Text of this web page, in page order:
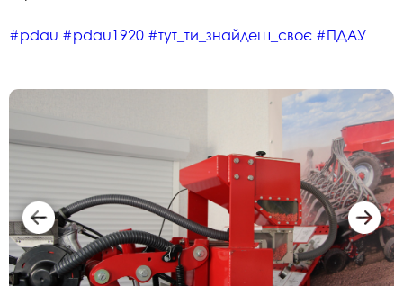
#pdau #pdau1920 #тут_ти_знайдеш_своє #ПДАУ